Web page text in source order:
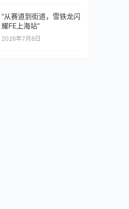
“从赛道到街道，雪铁龙闪
耀FE上海站”
2026年7月8日